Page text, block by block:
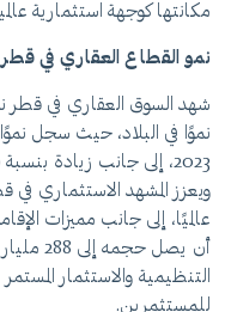
مكانتها كوجهة استثمارية
نمو القطاع العقاري في قطر
شهد السوق العقاري في قطر
ويعزز المشهد الاستثماري في
عالميًا، إلى جانب مميزات
التنظيمية والاستثمار
للمستثمرين.